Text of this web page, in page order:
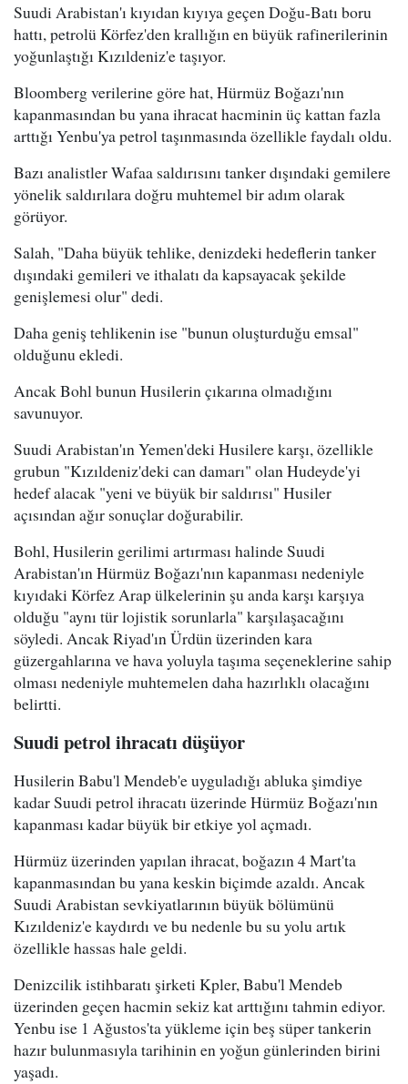
Suudi Arabistan'ı kıyıdan kıyıya geçen Doğu-Batı boru
hattı, petrolü Körfez'den krallığın en büyük rafinerilerinin
yoğunlaştığı Kızıldeniz'e taşıyor.
Bloomberg verilerine göre hat, Hürmüz Boğazı'nın
kapanmasından bu yana ihracat hacminin üç kattan fazla
arttığı Yenbu'ya petrol taşınmasında özellikle faydalı oldu.
Bazı analistler Wafaa saldırısını tanker dışındaki gemilere
yönelik saldırılara doğru muhtemel bir adım olarak
görüyor.
Salah, "Daha büyük tehlike, denizdeki hedeflerin tanker
dışındaki gemileri ve ithalatı da kapsayacak şekilde
genişlemesi olur" dedi.
Daha geniş tehlikenin ise "bunun oluşturduğu emsal"
olduğunu ekledi.
Ancak Bohl bunun Husilerin çıkarına olmadığını
savunuyor.
Suudi Arabistan'ın Yemen'deki Husilere karşı, özellikle
grubun "Kızıldeniz'deki can damarı" olan Hudeyde'yi
hedef alacak "yeni ve büyük bir saldırısı" Husiler
açısından ağır sonuçlar doğurabilir.
Bohl, Husilerin gerilimi artırması halinde Suudi
Arabistan'ın Hürmüz Boğazı'nın kapanması nedeniyle
kıyıdaki Körfez Arap ülkelerinin şu anda karşı karşıya
olduğu "aynı tür lojistik sorunlarla" karşılaşacağını
söyledi. Ancak Riyad'ın Ürdün üzerinden kara
güzergahlarına ve hava yoluyla taşıma seçeneklerine sahip
olması nedeniyle muhtemelen daha hazırlıklı olacağını
belirtti.
Suudi petrol ihracatı düşüyor
Husilerin Babu'l Mendeb'e uyguladığı abluka şimdiye
kadar Suudi petrol ihracatı üzerinde Hürmüz Boğazı'nın
kapanması kadar büyük bir etkiye yol açmadı.
Hürmüz üzerinden yapılan ihracat, boğazın 4 Mart'ta
kapanmasından bu yana keskin biçimde azaldı. Ancak
Suudi Arabistan sevkiyatlarının büyük bölümünü
Kızıldeniz'e kaydırdı ve bu nedenle bu su yolu artık
özellikle hassas hale geldi.
Denizcilik istihbaratı şirketi Kpler, Babu'l Mendeb
üzerinden geçen hacmin sekiz kat arttığını tahmin ediyor.
Yenbu ise 1 Ağustos'ta yükleme için beş süper tankerin
hazır bulunmasıyla tarihinin en yoğun günlerinden birini
yaşadı.